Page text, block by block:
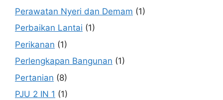
Perawatan Nyeri dan Demam (1)
Perbaikan Lantai (1)
Perikanan (1)
Perlengkapan Bangunan (1)
Pertanian (8)
PJU 2 IN 1 (1)